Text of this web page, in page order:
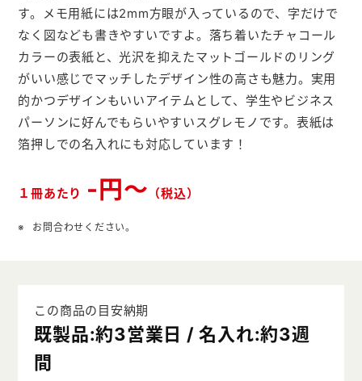
カイロ本舗
キャンディー本舗
ボックスティッシュ本舗
メモ帳本舗
クリアファイル本舗
す。メモ用紙には2mm方眼が入っているので、字だけで
なく図なども書きやすいですよ。落ち着いたチャコール
カラーの表紙と、光沢を抑えたマットゴールドのリング
がいい感じでマッチしたデザイン性の高さも魅力。実用
的かつデザインもいいアイテムとして、学生やビジネス
パーソンに好んでもらいやすいスグレモノです。表紙は
箔押しでの名入れにも対応しています！
１冊あたり -円～ （税込）
お問合わせください。
この商品の目安納期
既製品:約3営業日 / 名入れ:約3週
間